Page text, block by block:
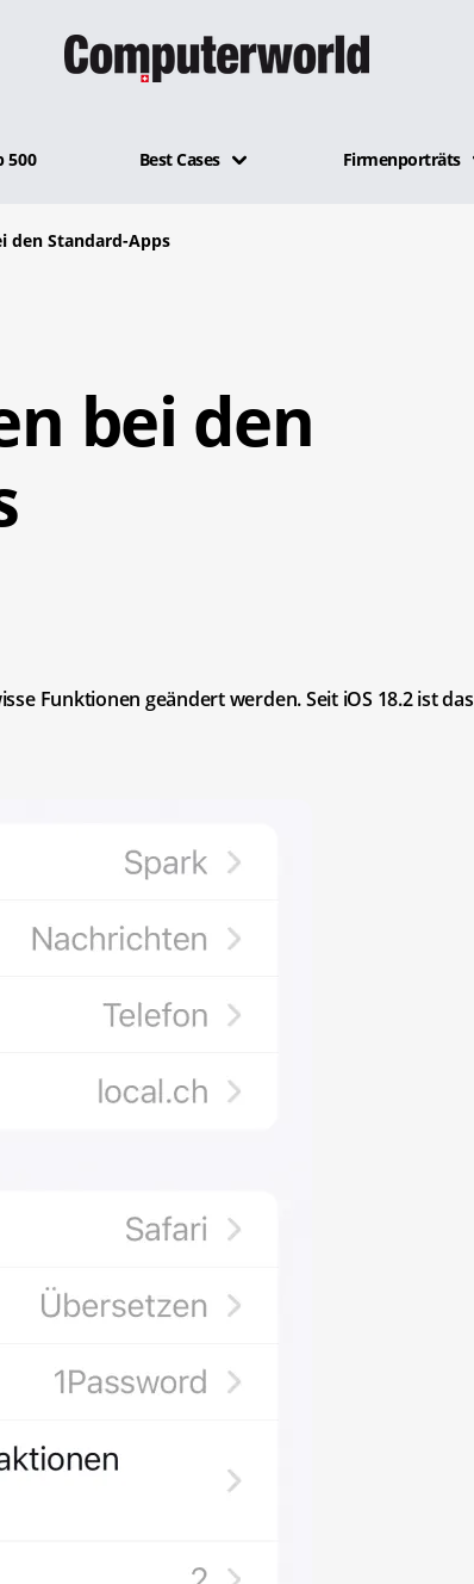
500 Best Cases Firmenporträts
den Standard-Apps
bei den
Funktionen geändert werden. Seit iOS 18.2 ist das